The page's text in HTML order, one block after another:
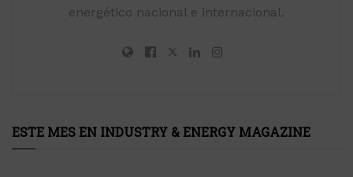
energético nacional e internacional.
ESTE MES EN INDUSTRY & ENERGY MAGAZINE